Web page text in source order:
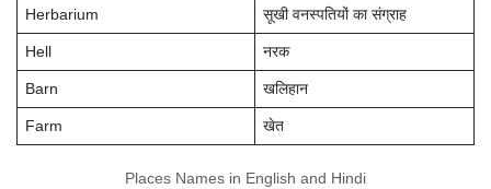
Herbarium सूखी वनस्पतियों का संग्राह
Hell नरक
Barn खलिहान
Farm खेत
Places Names in English and Hindi